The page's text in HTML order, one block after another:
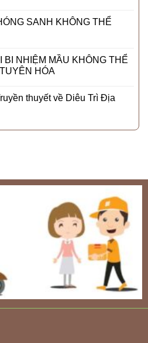
SANH KHÔNG THỂ
NHIỆM MẦU KHÔNG THỂ
HÓA
thuyết về Diêu Trì Địa